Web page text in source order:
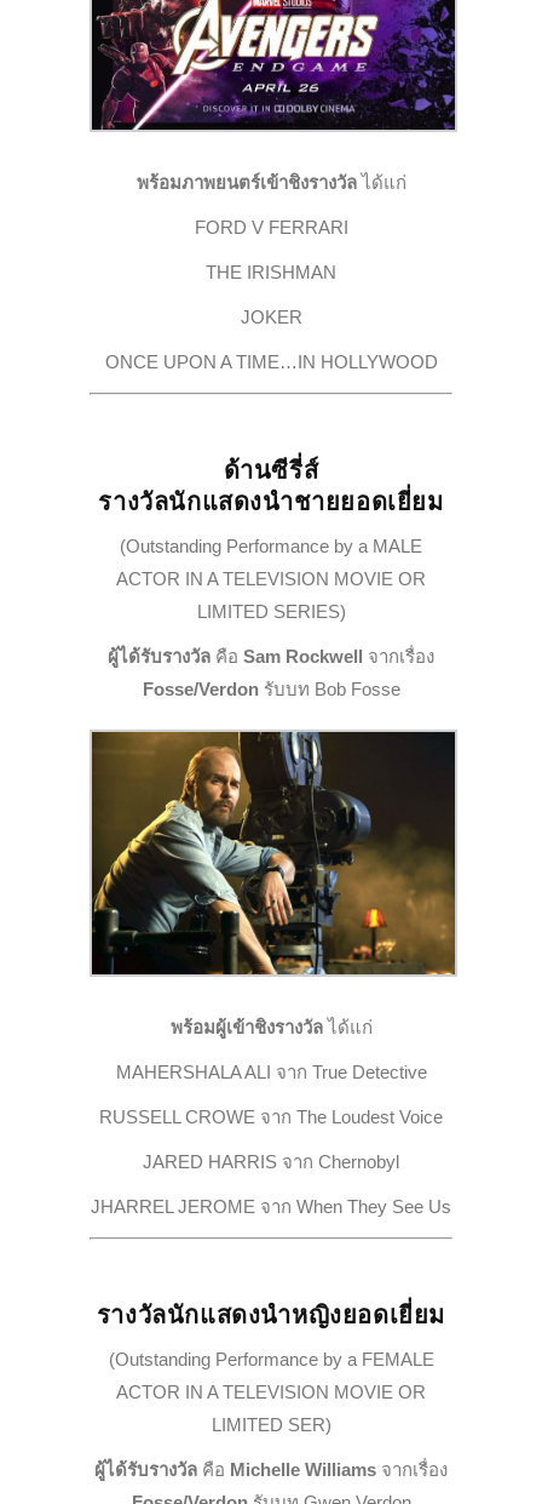
พร้อมภาพยนตร์เข้าชิงรางวัลได้แก่
FORD V FERRARI
THE IRISHMAN
JOKER
ONCE UPON A TIME…IN HOLLYWOOD
ด้านซีรี่ส์
รางวัลนักแสดงนำชายยอดเยี่ยม
(Outstanding Performance by a MALE
ACTOR IN A TELEVISION MOVIE OR
LIMITED SERIES)
ผู้ได้รับรางวัล คือ Sam Rockwell จากเรื่อง
Fosse/Verdonรับบท Bob Fosse
พร้อมผู้เข้าชิงรางวัลได้แก่
MAHERSHALA ALI จาก True Detective
RUSSELL CROWE จาก The Loudest Voice
JARED HARRIS จาก Chernobyl
JHARREL JEROME จาก When They See Us
รางวัลนักแสดงนำหญิงยอดเยี่ยม
(Outstanding Performance by a FEMALE
ACTOR IN A TELEVISION MOVIE OR
LIMITED SER)
ผู้ได้รับรางวัล คือ Michelle Williams จากเรื่อง